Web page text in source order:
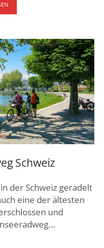
STIFTSBIBLIOTHEK
ST-
WELTKULTURERBE
Schweiz
der Schweiz geradelt
eine der ältesten
und